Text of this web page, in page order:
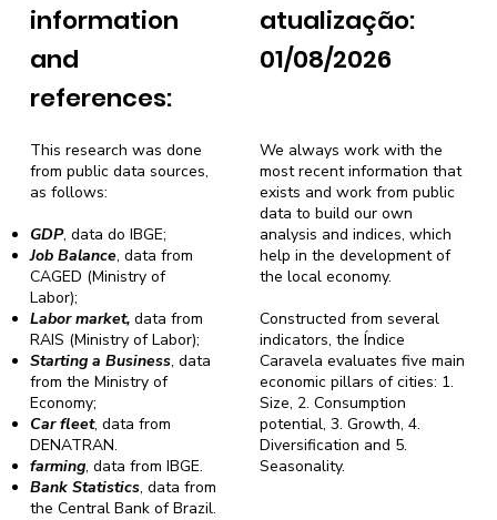
information
and
references:
atualização:
01/08/2026
We always work with the
most recent information that
exists and work from public
data to build our own
analysis and indices, which
help in the development of
the local economy.
Constructed from several
indicators, the Índice
Caravela evaluates five main
economic pillars of cities: 1.
Size, 2. Consumption
potential, 3. Growth, 4.
Diversification and 5.
Seasonality.
This research was done
from public data sources,
as follows:
GDP, data do IBGE;
Job Balance, data from
CAGED (Ministry of
Labor);
Labor market,data from
RAIS (Ministry of Labor);
Starting a Business, data
from the Ministry of
Economy;
Car fleet, data from
DENATRAN.
farming, data from IBGE.
Bank Statistics, data from
the Central Bank of Brazil.